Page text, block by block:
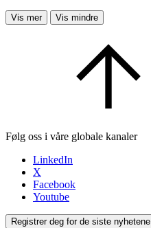
Vis mer Vis mindre
Følg oss i våre globale kanaler
LinkedIn
X
Facebook
Youtube
Registrer deg for de siste nyhetene